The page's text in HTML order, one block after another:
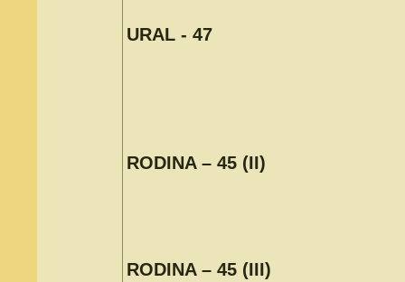
URAL - 47
RODINA – 45 (II)
RODINA – 45 (III)